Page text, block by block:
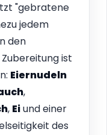
"gebratene
jedem
den
ist
Eiernudeln
,
, Eiund einer
des